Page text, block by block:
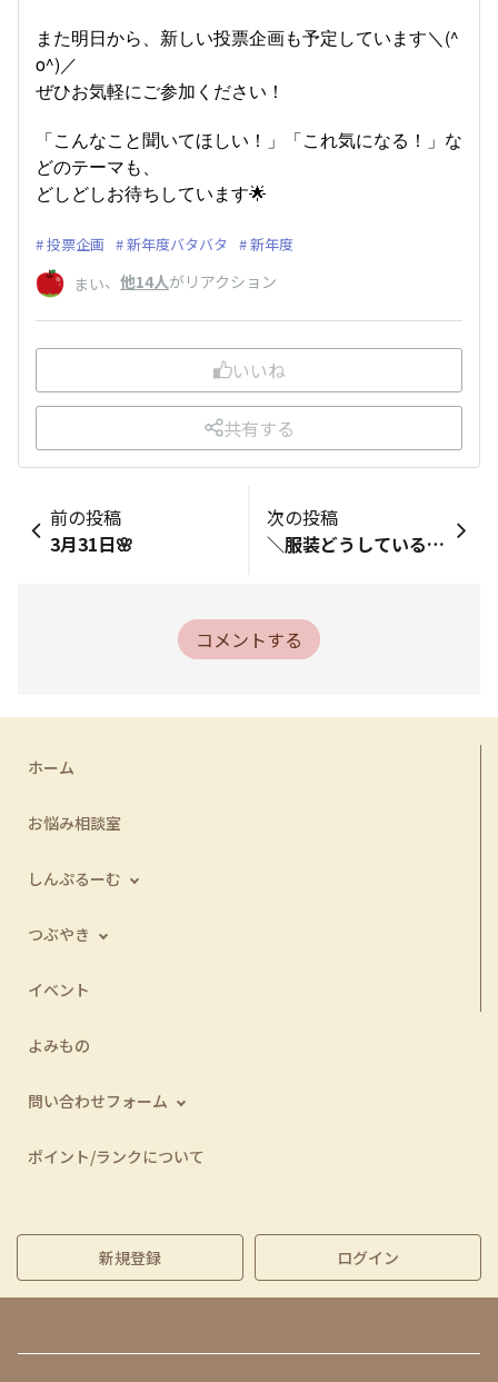
また明日から、新しい投票企画も予定しています＼(^
o^)／
ぜひお気軽にご参加ください！
「こんなこと聞いてほしい！」「これ気になる！」な
どのテーマも、
どしどしお待ちしています🌟
投票企画 新年度バタバタ 新年度
まい、 他14人がリアクション
いいね
共有する
前の投稿
3月31日🌸
次の投稿
＼服装どうしている？ 投票結果／
コメントする
ホーム
お悩み相談室
しんぷるーむ
つぶやき
イベント
よみもの
問い合わせフォーム
ポイント/ランクについて
新規登録 ログイン